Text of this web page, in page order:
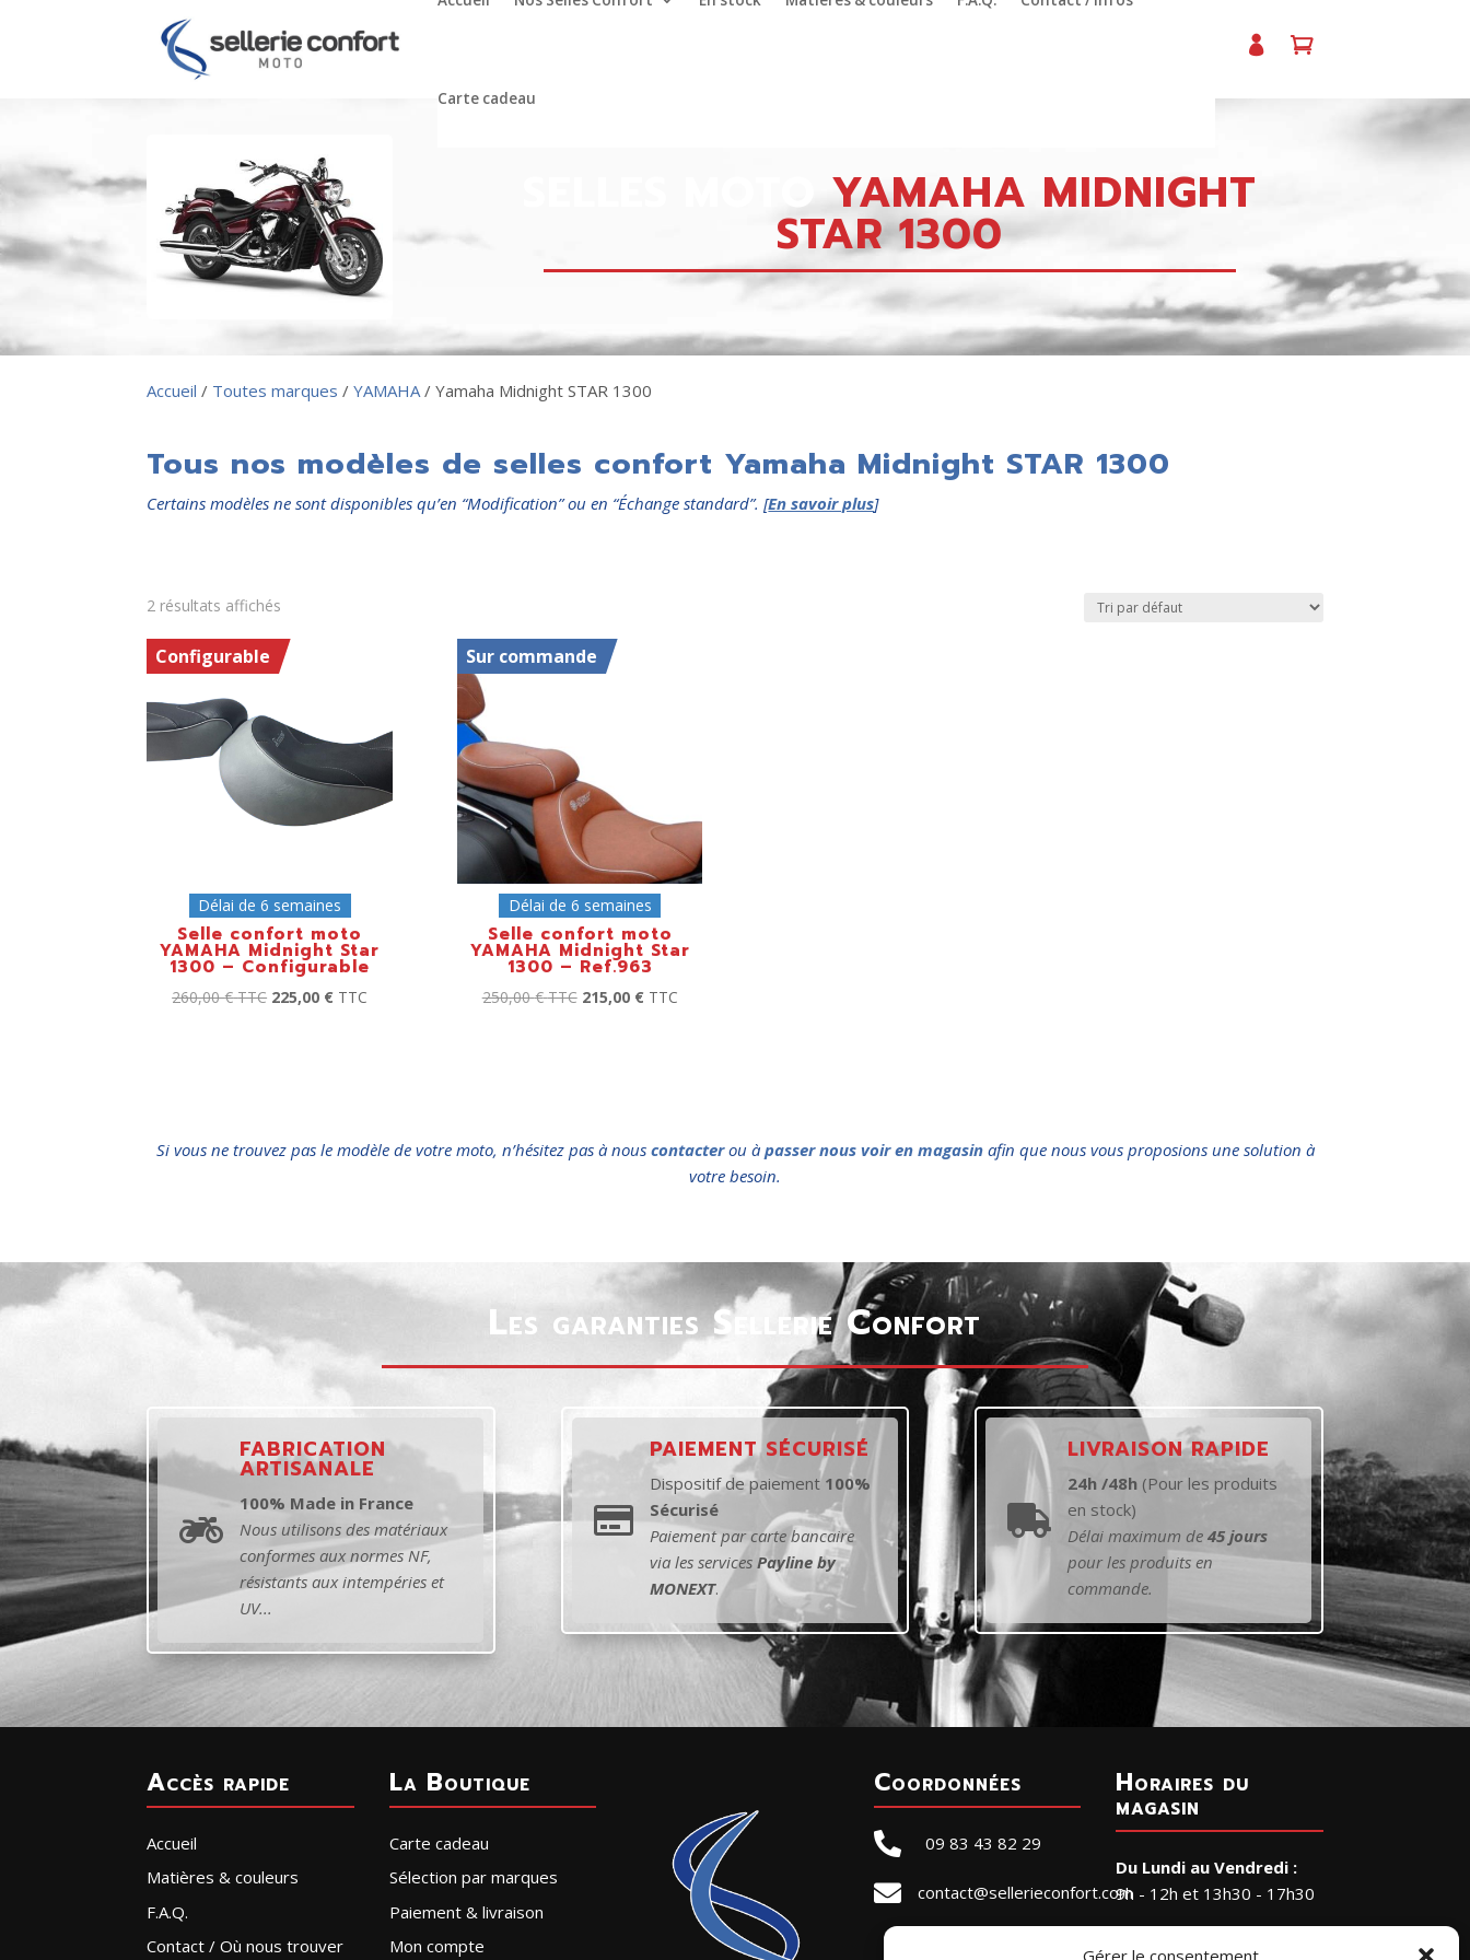
Gérer le consentement
Carte cadeau
SELLES MOTO YAMAHA MIDNIGHT
STAR 1300
Accueil / Toutes marques /YAMAHA/ Yamaha Midnight STAR 1300
Tous nos modèles de selles confort Yamaha Midnight STAR 1300
Certains modèles ne sont disponibles qu’en “Modification” ou en “Échange standard”. [En savoir plus]
2 résultats affichés
Configurable
Délai de 6 semaines
Selle confort moto
YAMAHA Midnight Star
1300 – Configurable
260,00€ TTC 225,00 € TTC
Sur commande
Délai de 6 semaines
Selle confort moto
YAMAHA Midnight Star
1300 – Ref.963
250,00€ TTC 215,00 € TTC
Si vous ne trouvez pas le modèle de votre moto, n’hésitez pas à nous contacterou à passer nous voir en magasinafin que nous vous proposions une solution à
votre besoin.
Les garanties Sellerie Confort

FABRICATION
ARTISANALE
100% Made in France
Nous utilisons des matériaux
conformes aux normes NF,
résistants aux intempéries et
UV...

PAIEMENT SÉCURISÉ
Dispositif de paiement100%
Sécurisé
Paiement par carte bancaire
via les services Payline by
MONEXT.

LIVRAISON RAPIDE
24h /48h(Pour les produits
en stock)
Délai maximum de 45 jours
pour les produits en
commande.
Accès rapide
Accueil
Matières & couleurs
F.A.Q.
Contact / Où nous trouver
La Boutique
Carte cadeau
Sélection par marques
Paiement & livraison
Mon compte
Coordonnées
 09 83 43 82 29
 contact@sellerieconfort.com
Horaires du
magasin
Du Lundi au Vendredi :
9h - 12h et 13h30 - 17h30